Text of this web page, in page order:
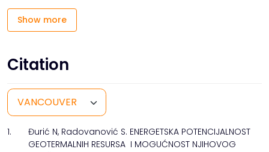
Show more
Citation
1.
Đurić N, Radovanović S. ENERGETSKA POTENCIJALNOST
GEOTERMALNIH RESURSA I MOGUĆNOST NJIHOVOG